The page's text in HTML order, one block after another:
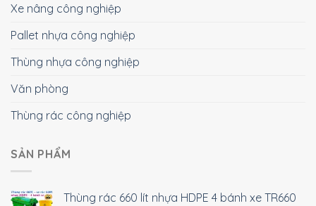
Xe nâng công nghiệp
Pallet nhựa công nghiệp
Thùng nhựa công nghiệp
Văn phòng
Thùng rác công nghiệp
SẢN PHẨM
Thùng rác 660 lít nhựa HDPE 4 bánh xe TR660